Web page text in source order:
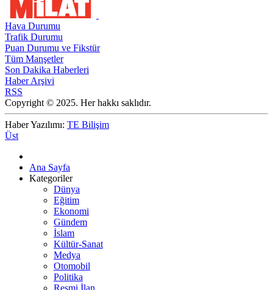
Hava Durumu
Trafik Durumu
Puan Durumu ve Fikstür
Tüm Manşetler
Son Dakika Haberleri
Haber Arşivi
RSS
Copyright © 2025. Her hakkı saklıdır.
Haber Yazılımı: TE Bilişim
Üst
Ana Sayfa
Kategoriler
Dünya
Eğitim
Ekonomi
Gündem
İslam
Kültür-Sanat
Medya
Otomobil
Politika